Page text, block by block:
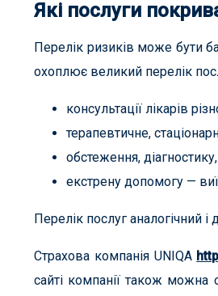
Які послуги
Перелік ризиків може бути
охоплює великий перелік
консультації лікарів
терапевтичне,
обстеження,
екстрену допомогу —
Перелік послуг аналогічний
Страхова компанія UNIQA
сайті компанії також можна